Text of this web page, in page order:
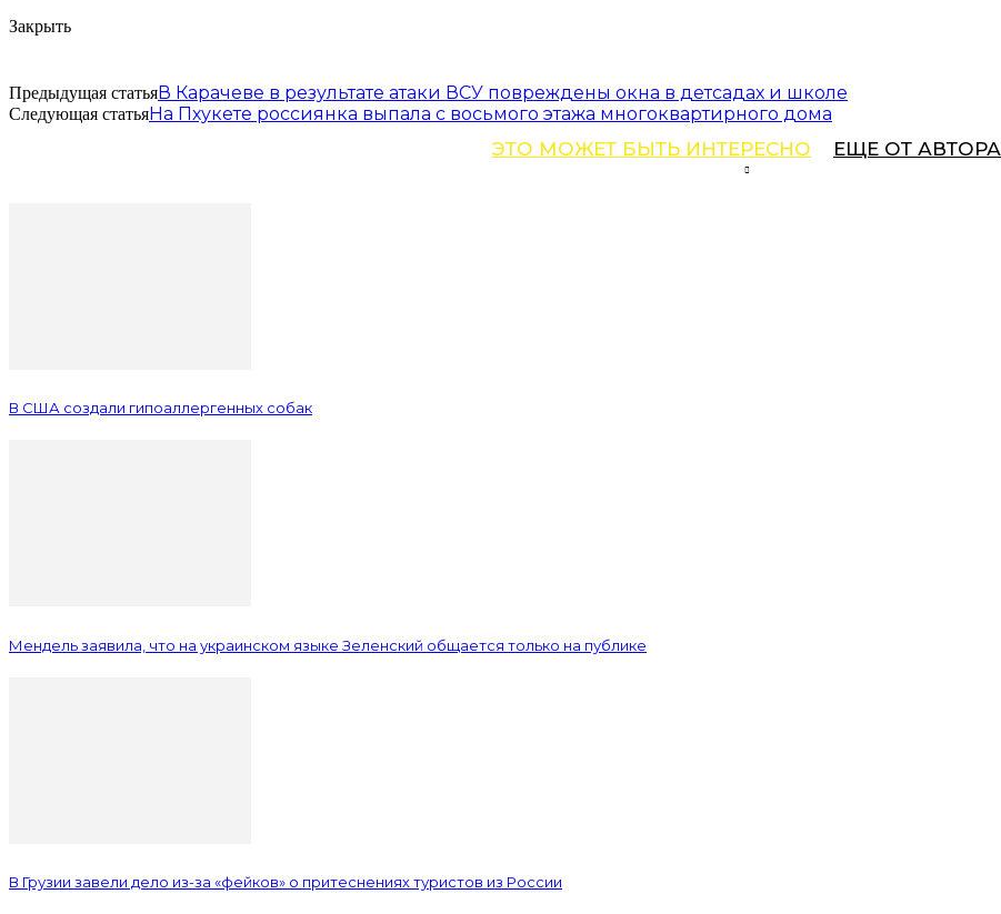
Закрыть
Предыдущая статьяВ Карачеве в результате атаки ВСУ повреждены окна в детсадах и школе
Следующая статьяНа Пхукете россиянка выпала с восьмого этажа многоквартирного дома
ЭТО МОЖЕТ БЫТЬ ИНТЕРЕСНО ЕЩЕ ОТ АВТОРА
В США создали гипоаллергенных собак
Мендель заявила, что на украинском языке Зеленский общается только на публике
В Грузии завели дело из-за «фейков» о притеснениях туристов из России